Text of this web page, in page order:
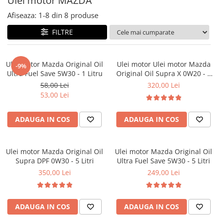
Accesorii spalare si uscare
Intretinere motor
Curatare generala
Restaurare faruri
Spalare si detailing rapid
Decontaminare vopsea
Intretinere vopsea
Dressing exterior
Intretinere moto
Recipiente si pulverizatoare
Genti si accesorii
► Filtre auto
■ Accesorii filtre
■ Filtre ulei
Afiseaza: 1-8 din 8 produse
FILTRE
-9%
Ulei motor Mazda Original Oil
Ultra Fuel Save 5W30 - 1 Litru
58,00 Lei
53,00 Lei
ADAUGA IN COS
Ulei motor Ulei motor Mazda
Original Oil Supra X 0W20 - 5
Litri
320,00 Lei
ADAUGA IN COS
Ulei motor Mazda Original Oil
Supra DPF 0W30 - 5 Litri
350,00 Lei
ADAUGA IN COS
Ulei motor Mazda Original Oil
Ultra Fuel Save 5W30 - 5 Litri
249,00 Lei
ADAUGA IN COS